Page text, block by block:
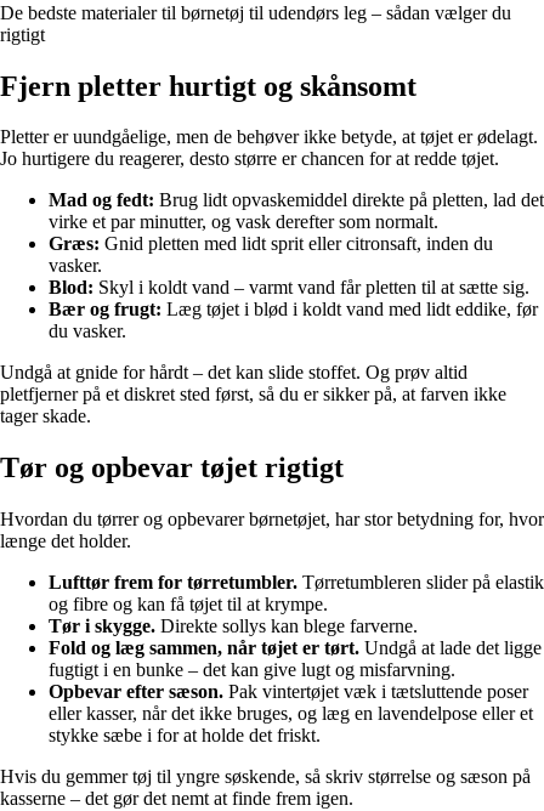
De bedste materialer til børnetøj til udendørs leg – sådan vælger du
rigtigt
Fjern pletter hurtigt og skånsomt
Pletter er uundgåelige, men de behøver ikke betyde, at tøjet er ødelagt.
Jo hurtigere du reagerer, desto større er chancen for at redde tøjet.
Mad og fedt: Brug lidt opvaskemiddel direkte på pletten, lad det
virke et par minutter, og vask derefter som normalt.
Græs: Gnid pletten med lidt sprit eller citronsaft, inden du
vasker.
Blod: Skyl i koldt vand – varmt vand får pletten til at sætte sig.
Bær og frugt: Læg tøjet i blød i koldt vand med lidt eddike, før
du vasker.
Undgå at gnide for hårdt – det kan slide stoffet. Og prøv altid
pletfjerner på et diskret sted først, så du er sikker på, at farven ikke
tager skade.
Tør og opbevar tøjet rigtigt
Hvordan du tørrer og opbevarer børnetøjet, har stor betydning for, hvor
længe det holder.
Lufttør frem for tørretumbler. Tørretumbleren slider på elastik
og fibre og kan få tøjet til at krympe.
Tør i skygge. Direkte sollys kan blege farverne.
Fold og læg sammen, når tøjet er tørt. Undgå at lade det ligge
fugtigt i en bunke – det kan give lugt og misfarvning.
Opbevar efter sæson. Pak vintertøjet væk i tætsluttende poser
eller kasser, når det ikke bruges, og læg en lavendelpose eller et
stykke sæbe i for at holde det friskt.
Hvis du gemmer tøj til yngre søskende, så skriv størrelse og sæson på
kasserne – det gør det nemt at finde frem igen.